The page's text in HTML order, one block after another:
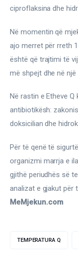
ciproflaksina dhe
Në momentin që
ajo merret për rreth
është që trajtimi të
më shpejt dhe në
Në rastin e Etheve
antibiotikësh:
doksicilian dhe
Për të qenë të
organizmi marrja e
gjithë periudhës së
analizat e gjakut për
MeMjekun.com
TEMPERATURA Q